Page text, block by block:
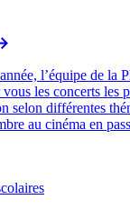
l’équipe de la
les concerts les
selon différentes
au cinéma en